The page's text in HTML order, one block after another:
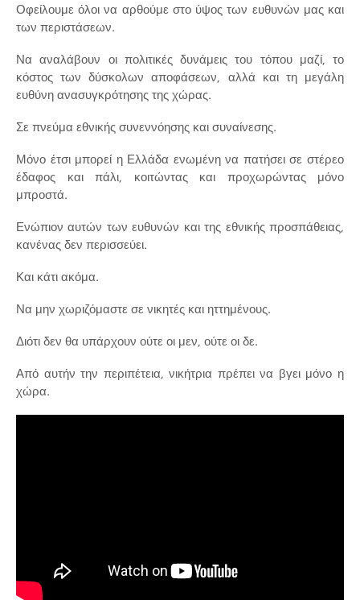
Οφείλουμε όλοι να αρθούμε στο ύψος των ευθυνών μας και
των περιστάσεων.
Να αναλάβουν οι πολιτικές δυνάμεις του τόπου μαζί, το
κόστος των δύσκολων αποφάσεων, αλλά και τη μεγάλη
ευθύνη ανασυγκρότησης της χώρας.
Σε πνεύμα εθνικής συνεννόησης και συναίνεσης.
Μόνο έτσι μπορεί η Ελλάδα ενωμένη να πατήσει σε στέρεο
έδαφος και πάλι, κοιτώντας και προχωρώντας μόνο
μπροστά.
Ενώπιον αυτών των ευθυνών και της εθνικής προσπάθειας,
κανένας δεν περισσεύει.
Και κάτι ακόμα.
Να μην χωριζόμαστε σε νικητές και ηττημένους.
Διότι δεν θα υπάρχουν ούτε οι μεν, ούτε οι δε.
Από αυτήν την περιπέτεια, νικήτρια πρέπει να βγει μόνο η
χώρα.